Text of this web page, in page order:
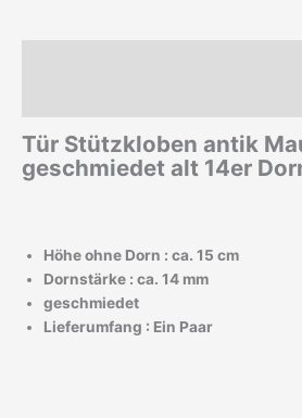
Tür Stützkloben antik
geschmiedet alt 14er
Höhe ohne Dorn : ca. 15 cm
Dornstärke : ca. 14 mm
geschmiedet
Lieferumfang : Ein Paar